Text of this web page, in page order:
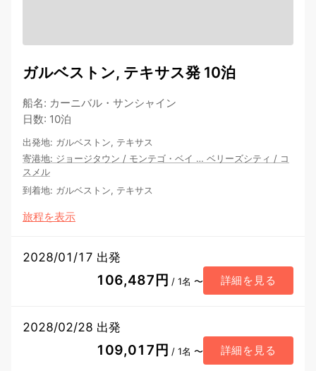
ガルベストン, テキサス発 10泊
船名: カーニバル・サンシャイン
日数: 10泊
出発地: ガルベストン, テキサス
寄港地: ジョージタウン / モンテゴ・ベイ … ベリーズシティ / コ
スメル
到着地: ガルベストン, テキサス
旅程を表示
2028/01/17 出発
106,487円 / 1名 〜 詳細を見る
2028/02/28 出発
109,017円 / 1名 〜 詳細を見る